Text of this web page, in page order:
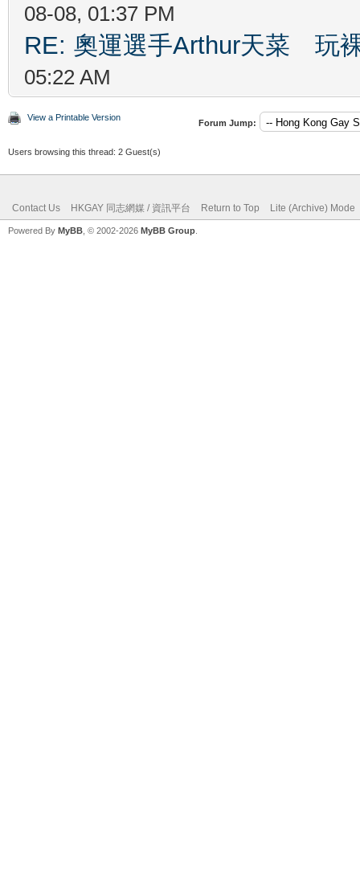
08-08, 01:37 PM
RE: 奧運選手Arthur天菜 玩
05:22 AM
View a Printable Version
Forum Jump:
Users browsing this thread: 2 Guest(s)
Contact Us HKGAY 同志網媒 / 資訊平台 Return to Top Lite (Archive) Mode
Powered By MyBB , © 2002-2026 MyBB Group